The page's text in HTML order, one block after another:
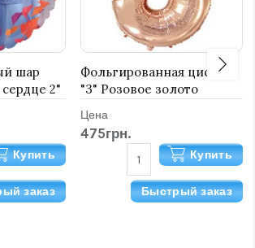
шар
2"
Купить
заказ
Фольгированная цифра
"3" Розовое золото
Цена
475грн.
Купить
Быстрый заказ